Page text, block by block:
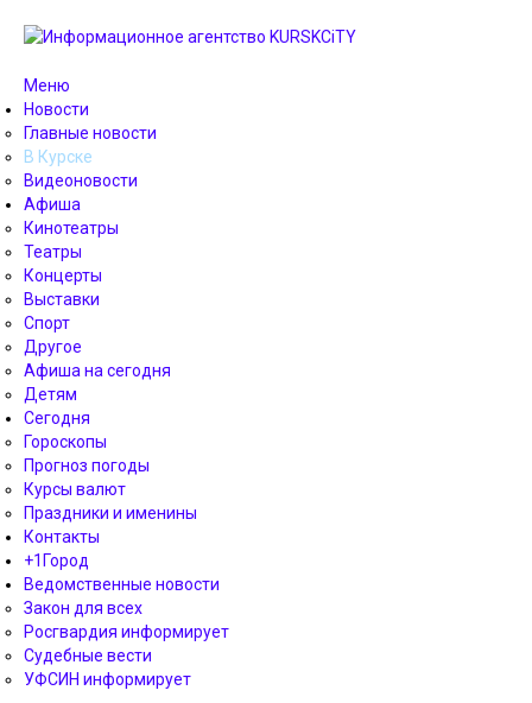
Меню
Новости
Главные новости
В Курске
Видеоновости
Афиша
Кинотеатры
Театры
Концерты
Выставки
Спорт
Другое
Афиша на сегодня
Детям
Сегодня
Гороскопы
Прогноз погоды
Курсы валют
Праздники и именины
Контакты
+1Город
Ведомственные новости
Закон для всех
Росгвардия информирует
Судебные вести
УФСИН информирует